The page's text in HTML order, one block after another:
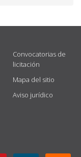
Convocatorias de
licitación
Mapa del sitio
Aviso jurídico